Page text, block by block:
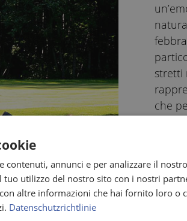
stretti
che
18-
contenuti, annunci e per analizzare il
utilizzo del nostro sito con i nostri
altre informazioni che hai fornito loro o
Datenschutzrichtlinie